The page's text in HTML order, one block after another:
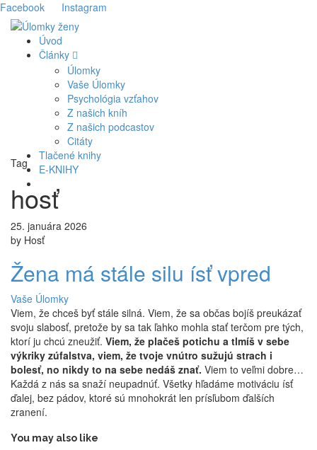
Facebook Instagram
Úvod
Články
Úlomky
Vaše Úlomky
Psychológia vzťahov
Z našich kníh
Z našich podcastov
Citáty
Tlačené knihy
E-KNIHY
Tag
hosť
25. januára 2026
by Hosť
Žena má stále silu ísť vpred
Vaše Úlomky
Viem, že chceš byť stále silná. Viem, že sa občas bojíš preukázať
svoju slabosť, pretože by sa tak ľahko mohla stať terčom pre tých,
ktorí ju chcú zneužiť. Viem, že plačeš potichu a tlmíš v sebe
výkriky zúfalstva, viem, že tvoje vnútro sužujú strach i
bolesť, no nikdy to na sebe nedáš znať. Viem to veľmi dobre…
Každá z nás sa snaží neupadnúť. Všetky hľadáme motiváciu ísť
ďalej, bez pádov, ktoré sú mnohokrát len prísľubom ďalších
zranení.
You may also like